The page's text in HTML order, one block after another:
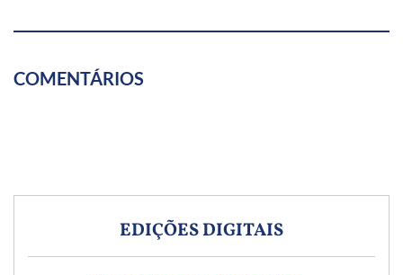
COMENTÁRIOS
EDIÇÕES DIGITAIS